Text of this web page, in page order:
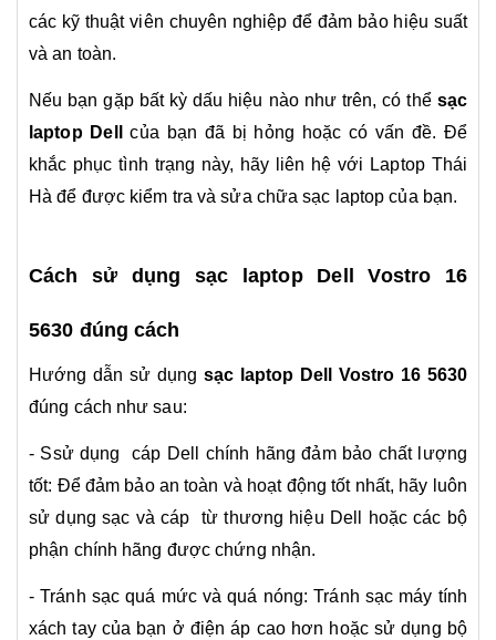
các kỹ thuật viên chuyên nghiệp để đảm bảo hiệu suất
và an toàn.
Nếu bạn gặp bất kỳ dấu hiệu nào như trên, có thể sạc
laptop Dell
của bạn đã bị hỏng hoặc có vấn đề. Để
khắc phục tình trạng này, hãy liên hệ với Laptop Thái
Hà để được kiểm tra và sửa chữa sạc laptop của bạn.
Cách sử dụng sạc laptop Dell Vostro 16
5630 đúng cách
Hướng dẫn sử dụng sạc laptop Dell Vostro 16 5630
đúng cách như sau:
- Ssử dụng cáp Dell chính hãng đảm bảo chất lượng
tốt: Để đảm bảo an toàn và hoạt động tốt nhất, hãy luôn
sử dụng sạc và cáp từ thương hiệu Dell hoặc các bộ
phận chính hãng được chứng nhận.
- Tránh sạc quá mức và quá nóng: Tránh sạc máy tính
xách tay của bạn ở điện áp cao hơn hoặc sử dụng bộ